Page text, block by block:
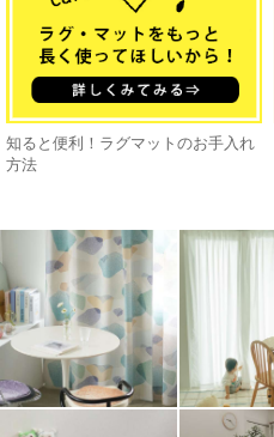
知ると便利！ラグマットのお手入れ
方法